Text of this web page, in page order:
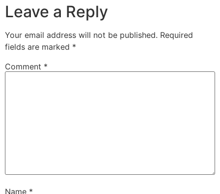
Leave a Reply
Your email address will not be published. Required
fields are marked *
Comment *
Name *